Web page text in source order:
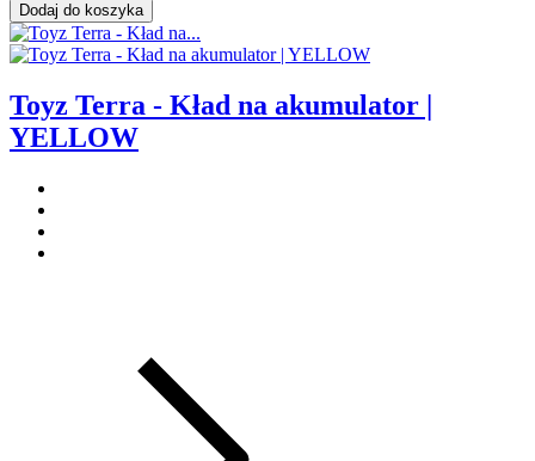
Dodaj do koszyka
Toyz Terra - Kład na akumulator |
YELLOW